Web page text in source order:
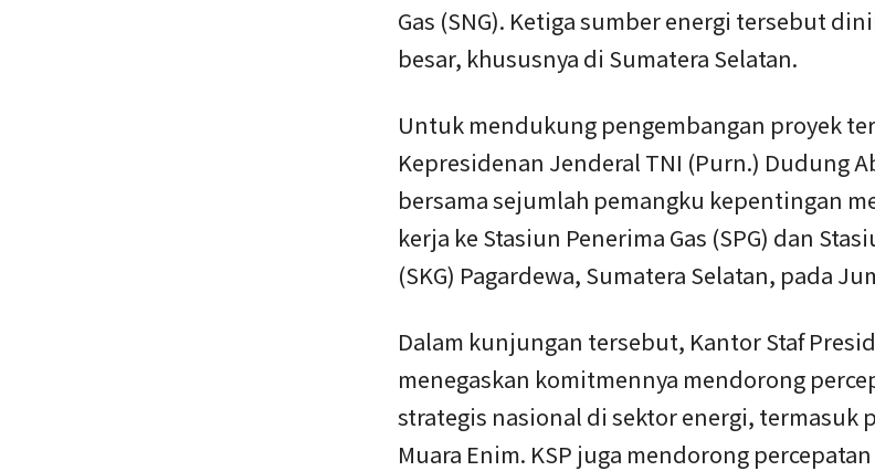
Gas (SNG). Ketiga sumber energi tersebut
besar, khususnya di Sumatera Selatan.
Untuk mendukung pengembangan proyek
Kepresidenan Jenderal TNI (Purn.) Dudung
bersama sejumlah pemangku kepentingan
kerja ke Stasiun Penerima Gas (SPG) dan
(SKG) Pagardewa, Sumatera Selatan, pada
Dalam kunjungan tersebut, Kantor Staf
menegaskan komitmennya mendorong
strategis nasional di sektor energi, termasuk
Muara Enim. KSP juga mendorong